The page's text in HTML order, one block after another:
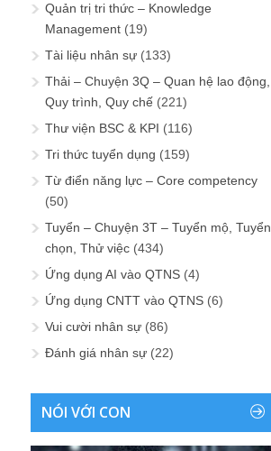
Quản trị tri thức – Knowledge
Management (19)
Tài liệu nhân sự (133)
Thải – Chuyện 3Q – Quan hệ lao động,
Quy trình, Quy chế (221)
Thư viện BSC & KPI (116)
Tri thức tuyển dụng (159)
Từ điển năng lực – Core competency
(50)
Tuyển – Chuyện 3T – Tuyển mộ, Tuyển
chọn, Thử việc (434)
Ứng dụng AI vào QTNS (4)
Ứng dụng CNTT vào QTNS (6)
Vui cười nhân sự (86)
Đánh giá nhân sự (22)
NÓI VỚI CON